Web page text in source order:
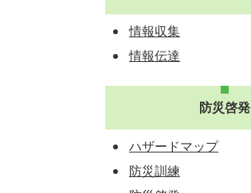
情報収集
情報伝達
防災啓発
ハザードマップ
防災訓練